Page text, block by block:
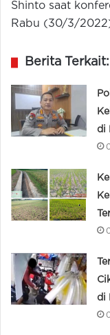
Shinto saat
Rabu (30/3/
Berita Terkait:
di
di